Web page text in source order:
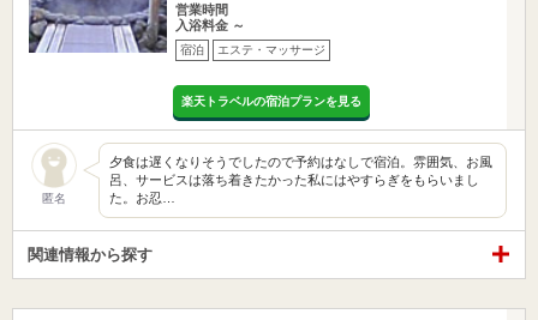
営業時間
入浴料金 ～
宿泊 エステ・マッサージ
楽天トラベルの宿泊プランを見る
匿名
夕食は遅くなりそうでしたので予約はなしで宿泊。雰囲気、お風
呂、サービスは落ち着きたかった私にはやすらぎをもらいまし
た。お忍…
関連情報から探す